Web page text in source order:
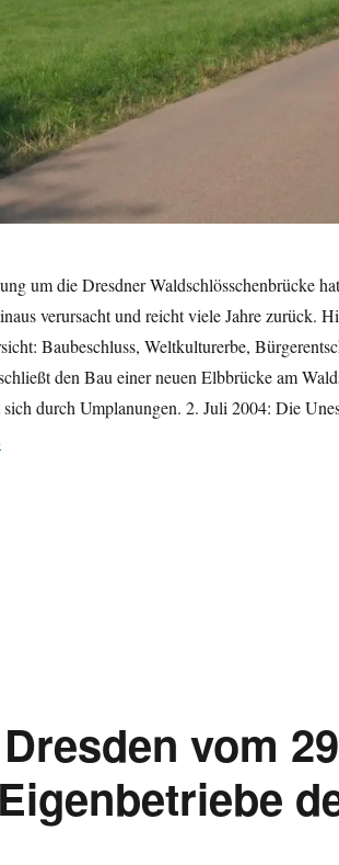
um die Dresdner Waldschlösschenbrücke
verursacht und reicht viele Jahre zurück.
Baubeschluss, Weltkulturerbe,
den Bau einer neuen Elbbrücke am
durch Umplanungen. 2. Juli 2004: Die
und Weltkulturerbe:
vom